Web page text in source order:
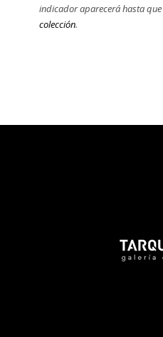
indicador aparecerá hasta que
colección.